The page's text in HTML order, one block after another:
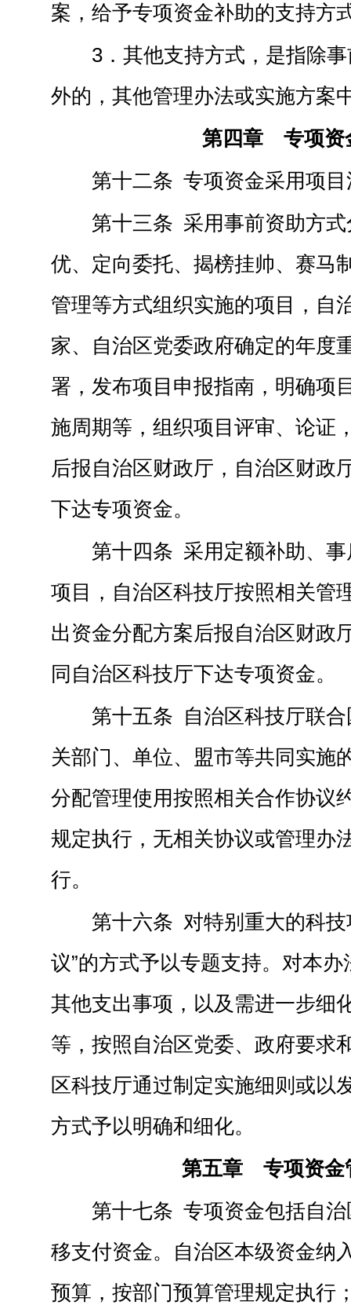
案，给予专项资金补助的支持方
3．其他支持方式，是指除
外的，其他管理办法或实施方案
第四章 专项资
第十二条 专项资金采用项
第十三条 采用事前资助方
优、定向委托、揭榜挂帅、赛马
管理等方式组织实施的项目，自
家、自治区党委政府确定的年度
署，发布项目申报指南，明确项
施周期等，组织项目评审、论证
后报自治区财政厅，自治区财政
下达专项资金。
第十四条 采用定额补助、
项目，自治区科技厅按照相关管
出资金分配方案后报自治区财政
同自治区科技厅下达专项资金。
第十五条 自治区科技厅联
关部门、单位、盟市等共同实施
分配管理使用按照相关合作协议
规定执行，无相关协议或管理办
行。
第十六条 对特别重大的科技
议”的方式予以专题支持。对本
其他支出事项，以及需进一步细
等，按照自治区党委、政府要求
区科技厅通过制定实施细则或以
方式予以明确和细化。
第五章 专项资金
第十七条 专项资金包括自
移支付资金。自治区本级资金纳
预算，按部门预算管理规定执行